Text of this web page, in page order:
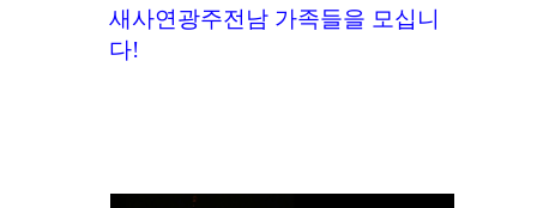
새사연광주전남 가족들을 모십니
다!